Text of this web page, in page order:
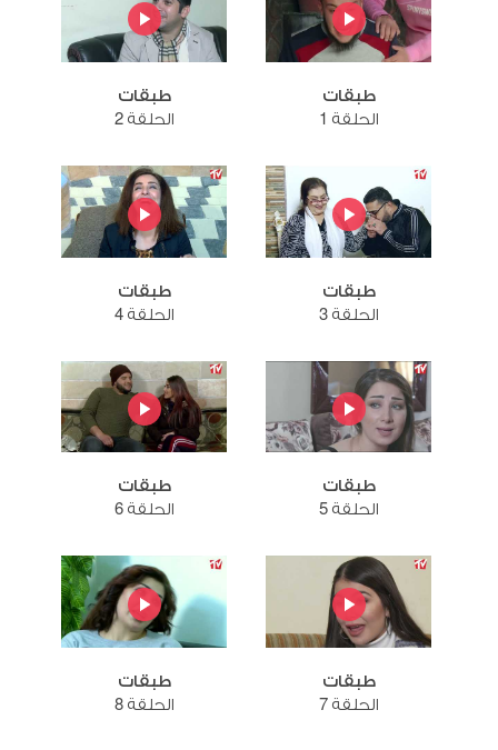
طبقات
الحلقة 1
طبقات
الحلقة 2
طبقات
الحلقة 3
طبقات
الحلقة 4
طبقات
الحلقة 5
طبقات
الحلقة 6
طبقات
الحلقة 7
طبقات
الحلقة 8